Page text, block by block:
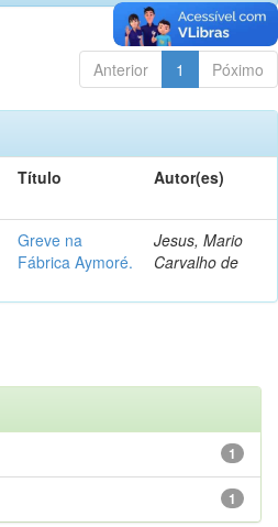
Anterior 1 Póximo
Título Autor(es)
Greve na
Fábrica Aymoré.
Jesus, Mario
Carvalho de
1
1